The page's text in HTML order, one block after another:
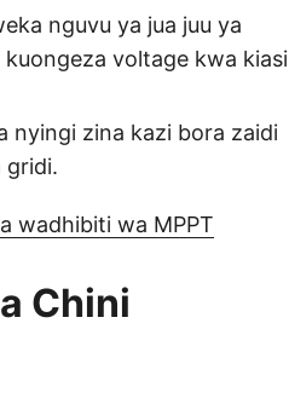
nguvu ya jua juu ya
voltage kwa kiasi
nyingi zina kazi bora zaidi
gridi.
wadhibiti wa MPPT
Chini